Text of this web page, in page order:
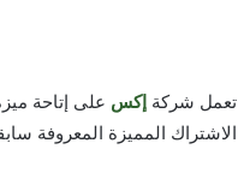
تعمل شركة إكس على إتاحة
الاشتراك المميزة المعروفة